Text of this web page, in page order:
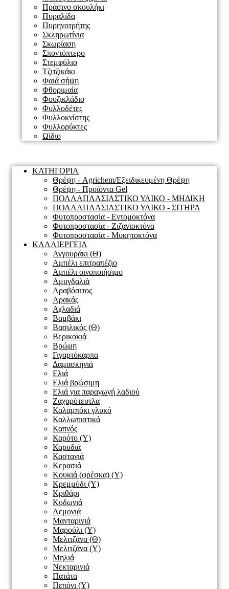
Πράσινο σκουλήκι
Πυραλίδα
Πυρηνοτρήτης
Σκληρωτίνια
Σκωρίαση
Σποντόπτερο
Στεμφύλιο
Τζιτζικάκι
Φαιά σήψη
Φθοριμαία
Φουζικλάδιο
Φυλλοδέτες
Φυλλοκνίστης
Φυλλορύκτες
Ωίδιο
ΚΑΤΗΓΟΡΙΑ
Θρέψη - Agrichem/Εξειδικευμένη Θρέψη
Θρέψη - Προϊόντα Gel
ΠΟΛΛΑΠΛΑΣΙΑΣΤΙΚΟ ΥΛΙΚΟ - ΜΗΔΙΚΗ
ΠΟΛΛΑΠΛΑΣΙΑΣΤΙΚΟ ΥΛΙΚΟ - ΣΙΤΗΡΑ
Φυτοπροστασία - Εντομοκτόνα
Φυτοπροστασία - Ζιζανιοκτόνα
Φυτοπροστασία - Μυκητοκτόνα
ΚΑΛΛΙΕΡΓΕΙΑ
Αγγουράκι (Θ)
Αμπέλι επιτραπέζιο
Αμπέλι οινοποιήσιμο
Αμυγδαλιά
Αραβόσιτος
Αρακάς
Αχλαδιά
Βαμβάκι
Βασιλικός (Θ)
Βερικοκιά
Βρώμη
Γιγαρτόκαρπα
Δαμασκηνιά
Ελιά
Ελιά βρώσιμη
Ελιά για παραγωγή λαδιού
Ζαχαρότευτλα
Καλαμπόκι γλυκό
Καλλωπιστικά
Καπνός
Καρότο (Υ)
Καρυδιά
Καστανιά
Κερασιά
Κουκιά (φρέσκα) (Υ)
Κρεμμύδι (Υ)
Κριθάρι
Κυδωνιά
Λεμονιά
Μανταρινιά
Μαρούλι (Υ)
Μελιτζάνα (Θ)
Μελιτζάνα (Υ)
Μηλιά
Νεκταρινιά
Πατάτα
Πεπόνι (Υ)